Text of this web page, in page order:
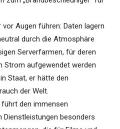
Augen führen: Daten lagern
durch die Atmosphäre
Serverfarmen, für deren
Strom aufgewendet werden
Staat, er hätte den
der Welt.
den immensen
Dienstleistungen besonders